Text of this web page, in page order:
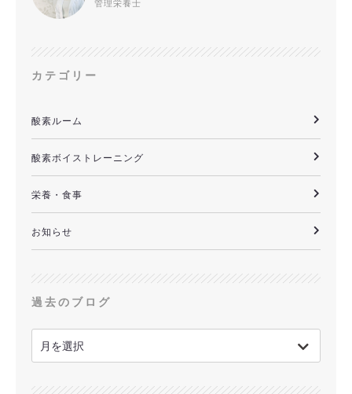
管理栄養士
カテゴリー
お知らせ
栄養・食事
酸素ボイストレーニング
酸素ルーム
過去のブログ